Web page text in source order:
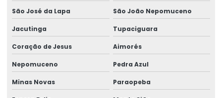
Sistema De Içamento Com Trole Motorizado
Talha De Cabo De Aço Eletrônica
São José da Lapa São João Nepomuceno
Jacutinga Tupaciguara
Coração de Jesus Aimorés
Nepomuceno Pedra Azul
Minas Novas Paraopeba